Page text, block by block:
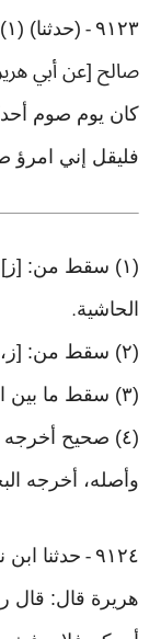
٩١٢٣ -
كان يوم صوم
فليقل إني امرؤ
(١) سقط من:
الحاشية.
(٢) سقط من: [ز، ص]
(٣) سقط ما بين المعكوفين من: [أ، ب، هـ]
وأصله، أخرجه البخاري (١٩٠٤)
٩١٢٤ - حدثنا
هريرة قال: قال